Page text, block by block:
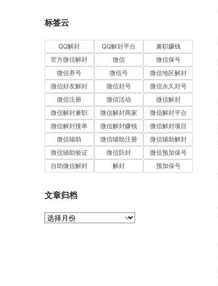
标签云
QQ解封 QQ解封平台
兼职赚钱
官方微信解封
微信
微信保号
微信养号
微信号
微信地区解封
微信好友解封
微信封号
微信永久封号
微信注册
微信活动
微信解封
微信解封兼职
微信解封商家
微信解封平台
微信解封接单
微信解封赚钱
微信解封项目
微信辅助
微信辅助注册
微信辅助解封
微信辅助验证
微信防封
微信预加保号
自助微信解封
解封 预加保号
文章归档
文